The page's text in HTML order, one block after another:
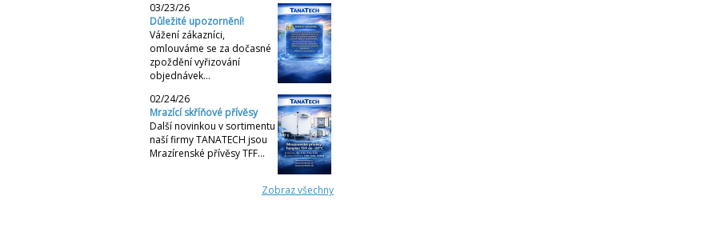
03/23/26
Důležité upozornění!
Vážení zákazníci,
omlouváme se za dočasné
zpoždění vyřizování
objednávek…
02/24/26
Mrazící skříňové přívěsy
Další novinkou v sortimentu
naší firmy TANATECH jsou
Mrazírenské přívěsy TFF…
Zobraz všechny